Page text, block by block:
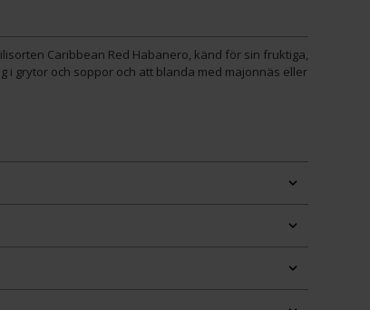
Caribbean Red Habanero, känd för sin fruktiga,
i grytor och soppor och att blanda med majonnäs eller